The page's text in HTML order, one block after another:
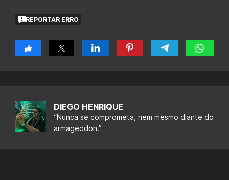
REPORTAR ERRO
DIEGO HENRIQUE
“Nunca se comprometa, nem mesmo diante do
armageddon.”